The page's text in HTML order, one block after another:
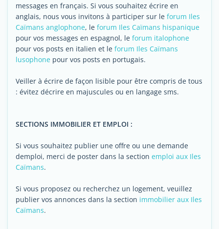
messages en français. Si vous souhaitez écrire en
anglais, nous vous invitons à participer sur le forum Iles
Caïmans anglophone, le forum Iles Caïmans hispanique
pour vos messages en espagnol, le forum italophone
pour vos posts en italien et le forum Iles Caïmans
lusophone pour vos posts en portugais.
Veiller à écrire de façon lisible pour être compris de tous
: évitez décrire en majuscules ou en langage sms.
SECTIONS IMMOBILIER ET EMPLOI :
Si vous souhaitez publier une offre ou une demande
demploi, merci de poster dans la section emploi aux Iles
Caïmans.
Si vous proposez ou recherchez un logement, veuillez
publier vos annonces dans la section immobilier aux Iles
Caïmans.